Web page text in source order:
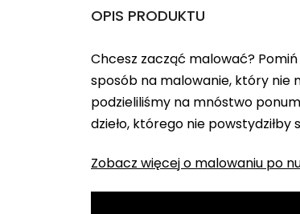
OPIS PRODUKTU
Chcesz zacząć malować?
sposób na malowanie, który nie
podzieliliśmy na mnóstwo
dzieło, którego nie powstydziłby
Zobacz więcej o malowaniu po